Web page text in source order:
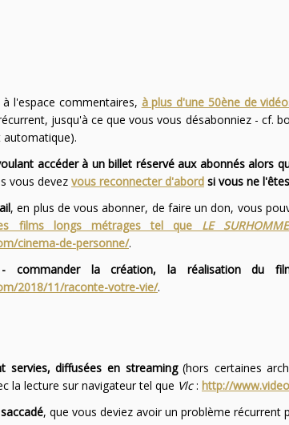
l'espace commentaires, à plus d'une 50ène de
jusqu'à ce que vous vous désabonniez - cf.
automatique).
accéder à un billet réservé aux abonnés alors
vous devez vous reconnecter d'abordsi vous ne
, en plus de vous abonner, de faire un don, vous
films longs métrages tel que LE SURHOMME
cinema-de-personne/.
- commander la création, la réalisation
2018/11/raconte-votre-vie/.
servies, diffusées en streaming(hors certaines
la lecture sur navigateur tel que Vlc: http://
, que vous deviez avoir un problème